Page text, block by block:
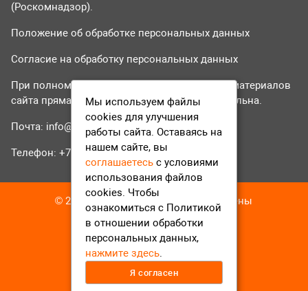
(Роскомнадзор).
Положение об обработке персональных данных
Согласие на обработку персональных данных
При полном или частичном использовании материалов
сайта прямая гиперссылка на tvr24.tv обязательна.
Почта: info@tvr24.tv
Телефон: +7 (496) 551-04-95
© 2016-2023 ТВР24 Все права защищены
Мы используем файлы
cookies для улучшения
работы сайта. Оставаясь на
нашем сайте, вы
соглашаетесь с условиями
использования файлов
cookies. Чтобы
ознакомиться с Политикой
в отношении обработки
персональных данных,
нажмите здесь.
Я согласен